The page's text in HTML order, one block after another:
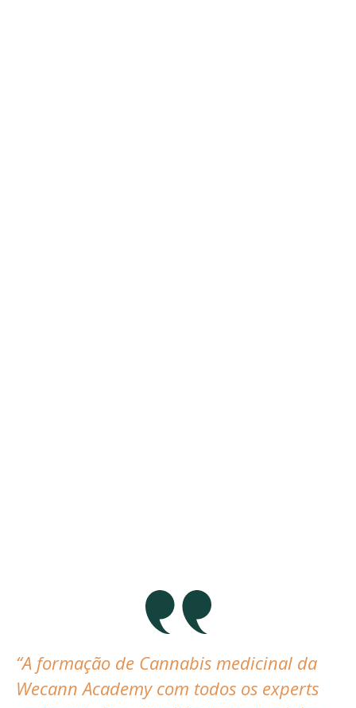
“A formação de Cannabis medicinal da
Wecann Academy com todos os experts